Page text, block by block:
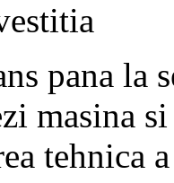
pana la
masina si
tehnica